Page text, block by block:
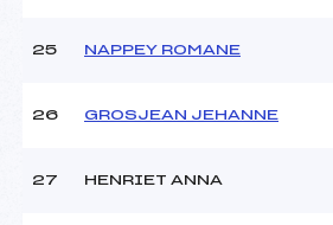
25 NAPPEY ROMANE
26 GROSJEAN JEHANNE
27 HENRIET ANNA